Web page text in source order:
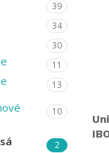
39
34
30
11
13
10
2